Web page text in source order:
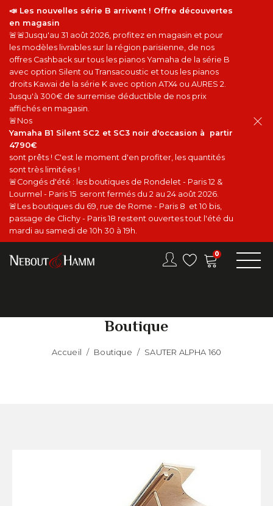
📣 Les nouvelles série B arrivent ! Offre découvertes
en magasin
🚨🚨Jusqu'au 31 août 2026, profitez en magasin et pour
les modèles livrables sur la région parisienne, de nos
offres Cashback sur tous les pianos Yamaha de la série B
avec option Silent ou Transacoustic et tous les pianos
droits Kawai de la série K avec option ATX4 ou AURES 2.
Jusqu'à 300€ de surremise déductible de nos prix
affichés en magasin.
🚨Nos
Yamaha B1 Silent SC2 et SC3 noir d'occasion à partir
4790€
sont prêts ! C'est le moment d'en profiter, les quantités
sont très limitées !
🚨Congés d'été : les boutiques de Rondelet - Paris 12 &
Lourmel - Paris 15 seront fermés du 2 au 24 août 2026.
🚨Les boutiques du 69, rue de Rome - Paris 8 et 10 bis,
passage de Clichy - Paris 18 restent ouvertes tout l'été du
mardi au samedi de 10h 30 à 19h.
0
Boutique
Accueil / Boutique / SAUTER ALPHA 160